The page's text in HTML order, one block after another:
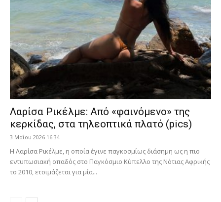
Λαρίσα Ρικέλμε: Από «φαινόμενο» της
κερκίδας, στα τηλεοπτικά πλατό (pics)
3 Μαΐου 2026 16:34
Η Λαρίσα Ρικέλμε, η οποία έγινε παγκοσμίως διάσημη ως η πιο
εντυπωσιακή οπαδός στο Παγκόσμιο Κύπελλο της Νότιας Αφρικής
το 2010, ετοιμάζεται για μία...